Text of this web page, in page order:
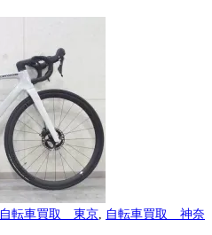
自転車買取 東京
自転車買取 神奈